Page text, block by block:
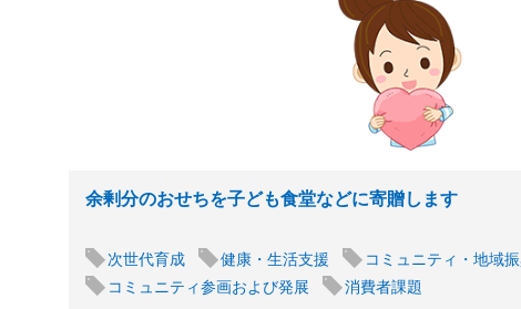
余剰分のおせちを子ども食堂などに寄贈します
次世代育成 健康・生活支援
コミュニティ・地域
コミュニティ参画および発展
消費者課題